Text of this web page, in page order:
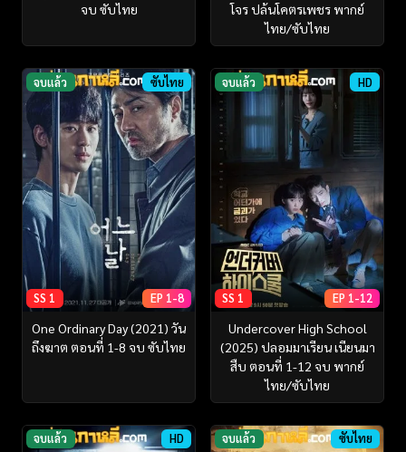
จบ ซับไทย
โจร ปล้นโคตรเพชร พากย์
ไทย/ซับไทย
จบแล้ว ซับไทย
SS 1 EP 1-8
One Ordinary Day (2021) วัน
ถึงฆาต ตอนที่ 1-8 จบ ซับไทย
จบแล้ว HD
SS 1 EP 1-12
Undercover High School
(2025) ปลอมมาเรียน เนียนมา
สืบ ตอนที่ 1-12 จบ พากย์
ไทย/ซับไทย
จบแล้ว HD จบแล้ว ซับไทย